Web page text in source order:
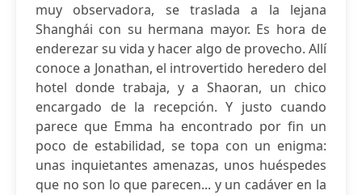
muy observadora, se traslada a la lejana
Shanghái con su hermana mayor. Es hora de
enderezar su vida y hacer algo de provecho. Allí
conoce a Jonathan, el introvertido heredero del
hotel donde trabaja, y a Shaoran, un chico
encargado de la recepción. Y justo cuando
parece que Emma ha encontrado por fin un
poco de estabilidad, se topa con un enigma:
unas inquietantes amenazas, unos huéspedes
que no son lo que parecen... y un cadáver en la